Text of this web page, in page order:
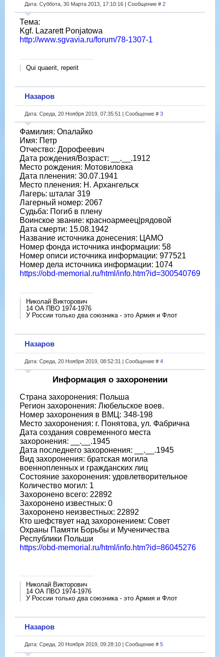
Дата: Суббота, 30 Марта 2013, 17:10:16 | Сообщение # 2
Тема:
Kgf. Lazarett Ponjatowa
http://www.sgvavia.ru/forum/78-1307-1
Qui quaerit, reperit
Назаров
Дата: Среда, 20 Ноября 2019, 07:35:51 | Сообщение # 3
Фамилия: Опалайко
Имя: Петр
Отчество: Дорофеевич
Дата рождения/Возраст: __.__.1912
Место рождения: Мотовиловка
Дата пленения: 30.07.1941
Место пленения: Н. Архангельск
Лагерь: шталаг 319
Лагерный номер: 2067
Судьба: Погиб в плену
Воинское звание: красноармеец|рядовой
Дата смерти: 15.08.1942
Название источника донесения: ЦАМО
Номер фонда источника информации: 58
Номер описи источника информации: 977521
Номер дела источника информации: 1074
https://obd-memorial.ru/html/info.htm?id=300540769
Николай Викторович
14 ОА ПВО 1974-1976
У России только два союзника - это Армия и Флот
Назаров
Дата: Среда, 20 Ноября 2019, 08:52:31 | Сообщение # 4
Информация о захоронении
Страна захоронения: Польша
Регион захоронения: Любельское воев.
Номер захоронения в ВМЦ: З48-198
Место захоронения: г. Понятова, ул. Фабрична
Дата создания современного места
захоронения: __.__.1945
Дата последнего захоронения: __.__.1945
Вид захоронения: братская могила
военнопленных и гражданских лиц
Состояние захоронения: удовлетворительное
Количество могил: 1
Захоронено всего: 22892
Захоронено известных: 0
Захоронено неизвестных: 22892
Кто шефствует над захоронением: Совет
Охраны Памяти Борьбы и Мученичества
Республики Польши
https://obd-memorial.ru/html/info.htm?id=86045276
Николай Викторович
14 ОА ПВО 1974-1976
У России только два союзника - это Армия и Флот
Назаров
Дата: Среда, 20 Ноября 2019, 09:28:10 | Сообщение # 5